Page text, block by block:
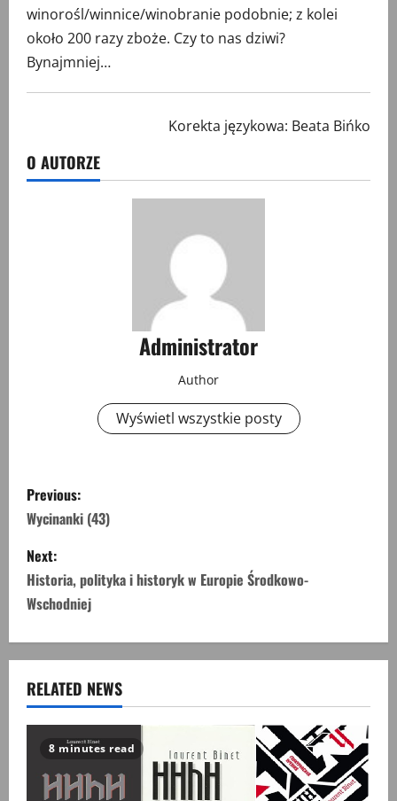
winorośl/winnice/winobranie podobnie; z kolei
około 200 razy zboże. Czy to nas dziwi?
Bynajmniej…
Korekta językowa: Beata Bińko
O AUTORZE
Administrator
Author
Wyświetl wszystkie posty
P
o
s
t
n
a
v
Previous:
Wycinanki (43)
Next:
Historia, polityka i historyk w Europie Środkowo-
Wschodniej
RELATED NEWS
8 minutes read